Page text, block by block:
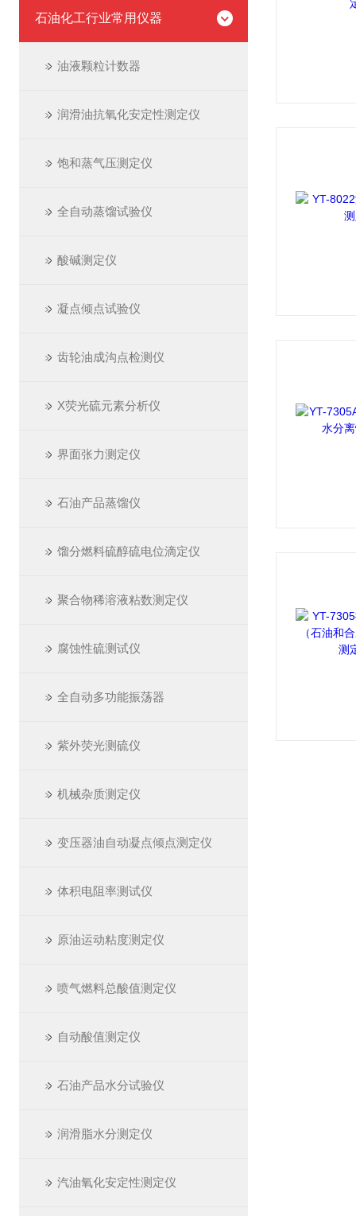
石油化工行业常用仪器
油液颗粒计数器
润滑油抗氧化安定性测定仪
饱和蒸气压测定仪
全自动蒸馏试验仪
酸碱测定仪
凝点倾点试验仪
齿轮油成沟点检测仪
X荧光硫元素分析仪
界面张力测定仪
石油产品蒸馏仪
馏分燃料硫醇硫电位滴定仪
聚合物稀溶液粘数测定仪
腐蚀性硫测试仪
全自动多功能振荡器
紫外荧光测硫仪
机械杂质测定仪
变压器油自动凝点倾点测定仪
体积电阻率测试仪
原油运动粘度测定仪
喷气燃料总酸值测定仪
自动酸值测定仪
石油产品水分试验仪
润滑脂水分测定仪
汽油氧化安定性测定仪